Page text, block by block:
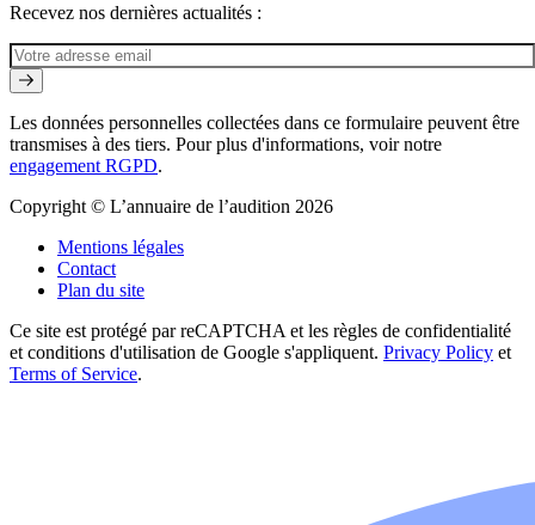
Recevez nos dernières actualités :
Les données personnelles collectées dans ce formulaire peuvent être
transmises à des tiers. Pour plus d'informations, voir notre
engagement RGPD.
Copyright © L’annuaire de l’audition 2026
Mentions légales
Contact
Plan du site
Ce site est protégé par reCAPTCHA et les règles de confidentialité
et conditions d'utilisation de Google s'appliquent. Privacy Policy et
Terms of Service.